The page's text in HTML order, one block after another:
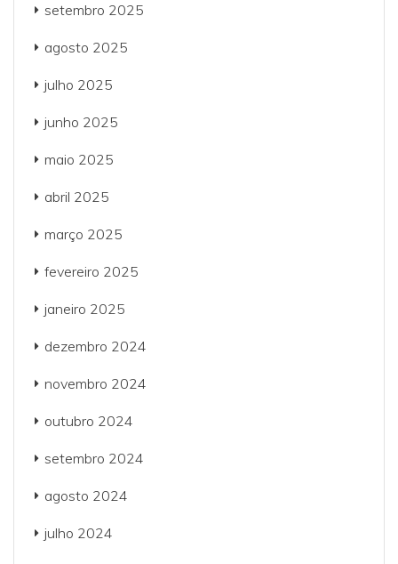
setembro 2025
agosto 2025
julho 2025
junho 2025
maio 2025
abril 2025
março 2025
fevereiro 2025
janeiro 2025
dezembro 2024
novembro 2024
outubro 2024
setembro 2024
agosto 2024
julho 2024